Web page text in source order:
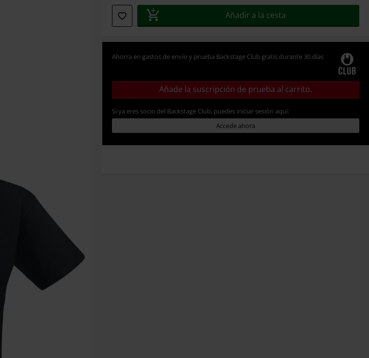
Añadir a la cesta
Ahorra en gastos de envío y prueba Backstage Club gratis durante 30 días
Añade la suscripción de prueba al carrito.
Si ya eres socio del Backstage Club, puedes iniciar sesión aquí:
Accede ahora